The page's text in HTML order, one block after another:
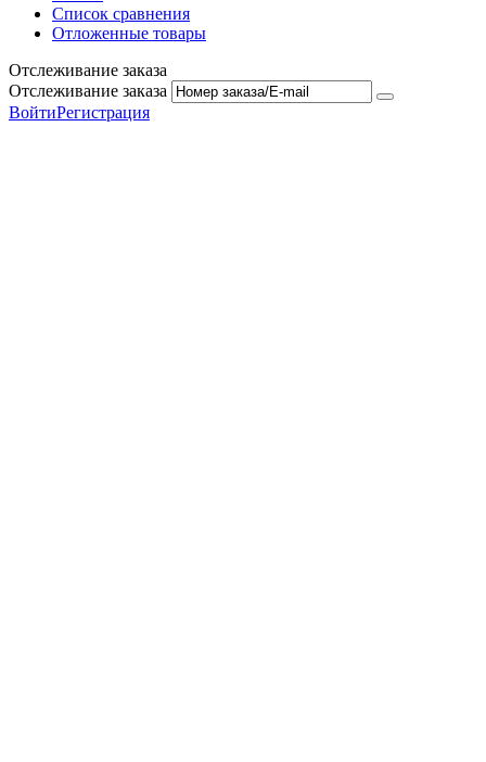
Список сравнения
Отложенные товары
Отслеживание заказа
Отслеживание заказа
ВойтиРегистрация